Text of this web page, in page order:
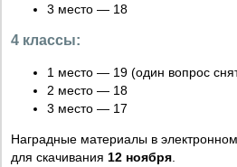
3 место — 18
4 классы:
1 место — 19 (один вопрос
2 место — 18
3 место — 17
Наградные материалы в
для скачивания 12 ноября